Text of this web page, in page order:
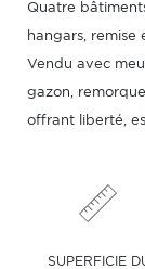
Quatre
hangars,
Vendu avec
gazon,
offrant liberté,
SUPERFICIE